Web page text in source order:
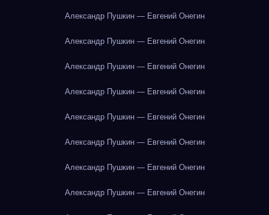
Александр Пушкин — Евгений Онегин
Александр Пушкин — Евгений Онегин
Александр Пушкин — Евгений Онегин
Александр Пушкин — Евгений Онегин
Александр Пушкин — Евгений Онегин
Александр Пушкин — Евгений Онегин
Александр Пушкин — Евгений Онегин
Александр Пушкин — Евгений Онегин